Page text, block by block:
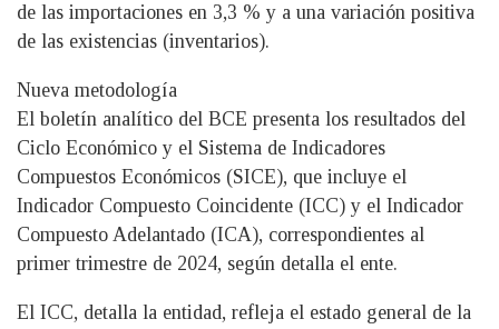
de las importaciones en 3,3 % y a una variación positiva
de las existencias (inventarios).
Nueva metodología
El boletín analítico del BCE presenta los resultados del
Ciclo Económico y el Sistema de Indicadores
Compuestos Económicos (SICE), que incluye el
Indicador Compuesto Coincidente (ICC) y el Indicador
Compuesto Adelantado (ICA), correspondientes al
primer trimestre de 2024, según detalla el ente.
El ICC, detalla la entidad, refleja el estado general de la